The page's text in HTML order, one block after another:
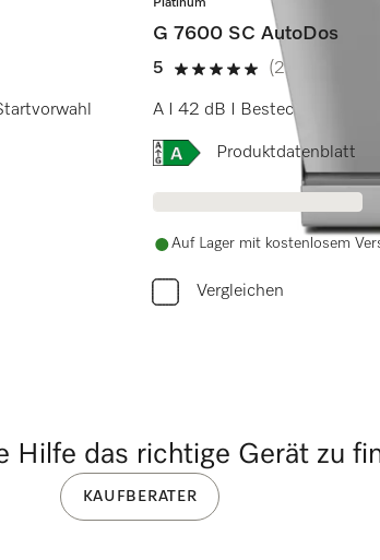
Platinum
G 7600 SC AutoDos
5
5 Sterne von 5
(22
A I 42 dB I
Onlinelabel Image,
Produktdatenblatt
Auf Lager mit kostenlosem
Vergleichen
Hilfe das richtige Gerät zu
KAUFBERATER